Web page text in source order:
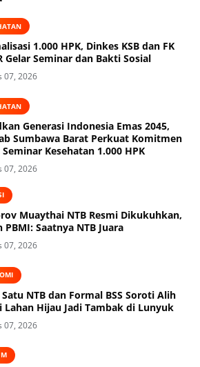
1.000 HPK, Dinkes KSB dan FK
Gelar Seminar dan Bakti Sosial
07, 2026
Generasi Indonesia Emas 2045,
Sumbawa Barat Perkuat Komitmen
Kesehatan 1.000 HPK
07, 2026
Muaythai NTB Resmi Dikukuhkan,
PBMI: Saatnya NTB Juara
07, 2026
NTB dan Formal BSS Soroti Alih
Lahan Hijau Jadi Tambak di Lunyuk
07, 2026